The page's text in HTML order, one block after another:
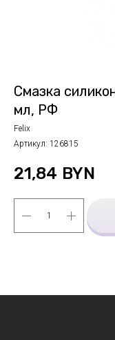
Смазка
мл, РФ
Felix
Артикул: 126815
21,84 BYN